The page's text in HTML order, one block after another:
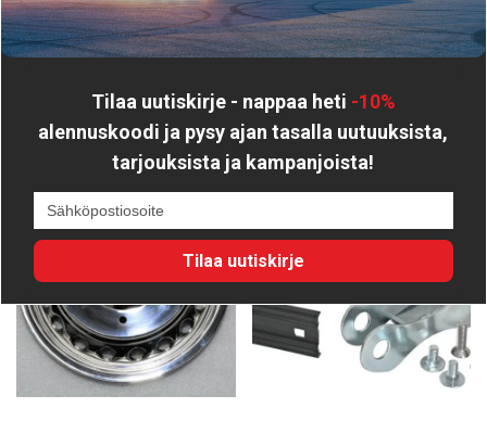
Tutustu myös
Tilaa uutiskirje - nappaa heti -10%
alennuskoodi ja pysy ajan tasalla uutuuksista,
tarjouksista ja kampanjoista!
Tilaa uutiskirje